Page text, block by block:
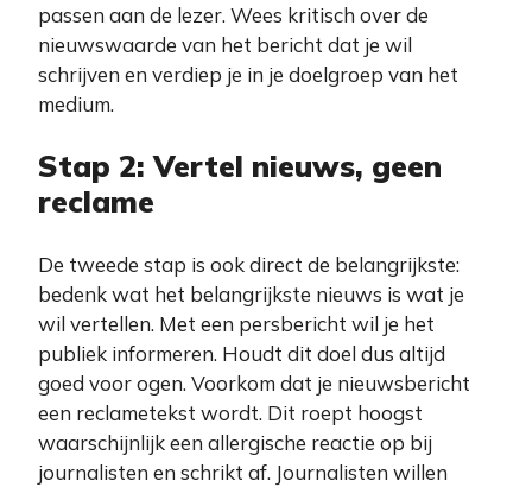
passen aan de lezer. Wees kritisch over de
nieuwswaarde van het bericht dat je wil
schrijven en verdiep je in je doelgroep van het
medium.
Stap 2: Vertel nieuws, geen
reclame
De tweede stap is ook direct de belangrijkste:
bedenk wat het belangrijkste nieuws is wat je
wil vertellen. Met een persbericht wil je het
publiek informeren. Houdt dit doel dus altijd
goed voor ogen. Voorkom dat je nieuwsbericht
een reclametekst wordt. Dit roept hoogst
waarschijnlijk een allergische reactie op bij
journalisten en schrikt af. Journalisten willen